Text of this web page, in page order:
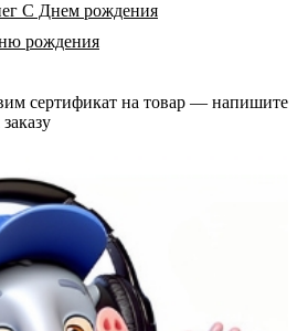
С Днем рождения
рождения
сертификат на товар — напишите